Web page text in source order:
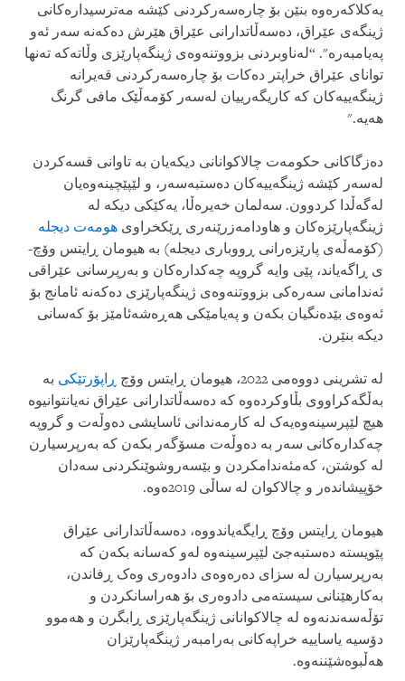
یەکلاکەرەوە بنێن بۆ چارەسەرکردنی کێشە مەترسیدارەکانی
ژینگەی عێراق، دەسەڵاتدارانی عێراق هێرش دەکەنە سەر ئەو
پەیامبەرە". “لەناوبردنی بزووتنەوەی ژینگەپارێزی وڵاتەکە تەنها
توانای عێراق خراپتر دەکات بۆ چارەسەرکردنی قەیرانە
ژینگەییەکان کە کاریگەرییان لەسەر کۆمەڵێک مافی گرنگ
هەیە."
دەزگاکانی حکومەت چالاکوانانی دیکەیان بە تاوانی قسەکردن
لەسەر کێشە ژینگەییەکان دەستبەسەر، و لێپێچینەوەیان
لەگەڵدا کردوون. سەلمان خەیرەڵا، یەکێکی دیکە لە
ژینگەپارێزەکان و هاودامەزرێنەری ڕێکخراوی هومەت دیجلە
(کۆمەڵەی پارێزەرانی ڕووباری دیجلە) بە هیومان ڕایتس وۆچ-
ی ڕاگەیاند، پێی وایە گروپە چەکدارەکان و بەرپرسانی عێراقی
ئەندامانی سەرەکی بزووتنەوەی ژینگەپارێزی دەکەنە ئامانج بۆ
ئەوەی بێدەنگیان بکەن و پەیامێکی هەڕەشەئامێز بۆ کەسانی
دیکە بنێرن.
لە تشرینی دووەمی 2022، هیومان ڕایتس وۆچ ڕاپۆرتێکی بە
بەڵگەکراووی بڵاوکردەوە کە دەسەڵاتدارانی عێراق نەیانتوانیوە
هیچ لێپرسینەوەیەک لە کارمەندانی ئاسایشی دەوڵەت و گروپە
چەکدارەکانی سەر بە دەوڵەت مسۆگەر بکەن کە بەرپرسیارن
لە کوشتن، کەمئەندامکردن و بێسەروشوێنکردنی سەدان
خۆپیشاندەر و چالاکوان لە ساڵی 2019ەوە.
هیومان ڕایتس وۆچ ڕایگەیاندووە، دەسەڵاتدارانی عێراق
پێویستە دەستبەجێ لێپرسینەوە لەو کەسانە بکەن کە
بەرپرسیارن لە سزای دەرەوەی دادوەری وەک ڕفاندن،
بەکارهێنانی سیستەمی دادوەری بۆ هەراسانکردن و
تۆڵەسەندنەوە لە چالاکوانانی ژینگەپارێزی ڕابگرن و هەموو
دۆسیە یاساییە خراپەکانی بەرامبەر ژینگەپارێزان
هەڵبوەشێننەوە.